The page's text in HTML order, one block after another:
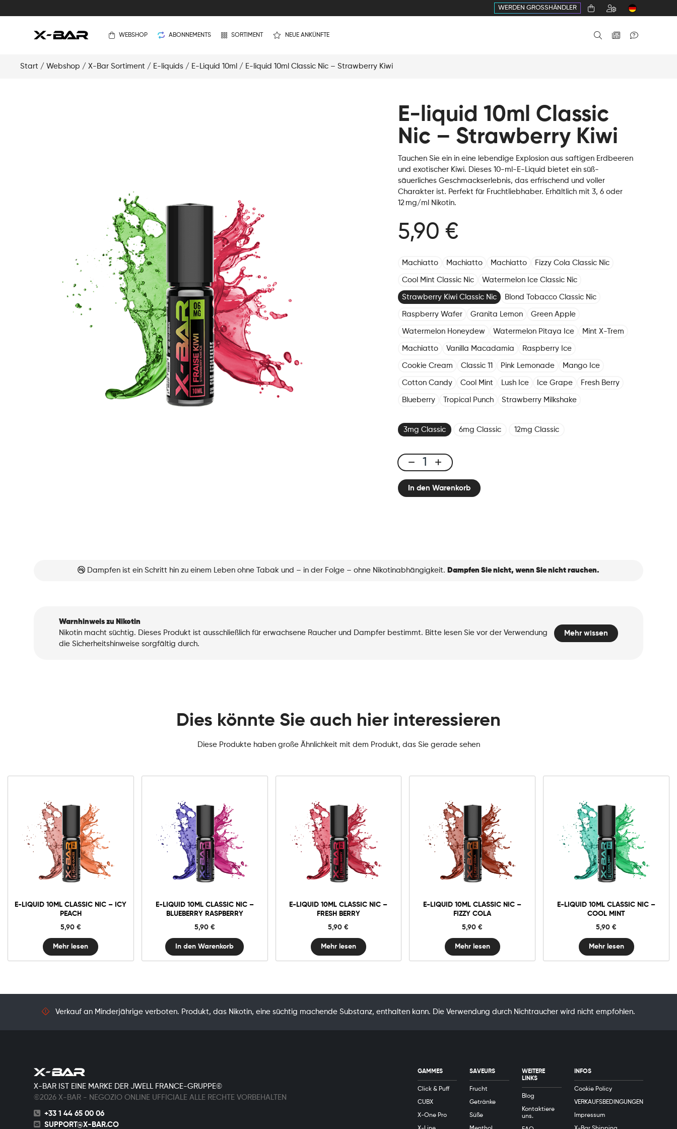
WERDEN GROSSHÄNDLER
WEBSHOP ABONNEMENTS SORTIMENT NEUE ANKÜNFTE
Start / Webshop / X-Bar Sortiment / E-liquids / E-Liquid 10ml / E-liquid 10ml Classic Nic – Strawberry Kiwi
E-liquid 10ml Classic
Nic – Strawberry Kiwi
Tauchen Sie ein in eine lebendige Explosion aus saftigen Erdbeeren
und exotischer Kiwi. Dieses 10-ml-E-Liquid bietet ein süß-
säuerliches Geschmackserlebnis, das erfrischend und voller
Charakter ist. Perfekt für Fruchtliebhaber. Erhältlich mit 3, 6 oder
12 mg/ml Nikotin.
5,90 €
Machiatto Machiatto Machiatto Fizzy Cola Classic Nic
Cool Mint Classic Nic Watermelon Ice Classic Nic
Strawberry Kiwi Classic Nic Blond Tobacco Classic Nic
Raspberry Wafer Granita Lemon Green Apple
Watermelon Honeydew Watermelon Pitaya Ice Mint X-Trem
Machiatto Vanilla Macadamia Raspberry Ice
Cookie Cream Classic 11 Pink Lemonade Mango Ice
Cotton Candy Cool Mint Lush Ice Ice Grape Fresh Berry
Blueberry Tropical Punch Strawberry Milkshake
3mg Classic 6mg Classic 12mg Classic
E-
liquid
10mlIn den Warenkorb
Dampfen ist ein Schritt hin zu einem Leben ohne Tabak und – in der Folge – ohne Nikotinabhängigkeit. Dampfen Sie nicht, wenn Sie nicht rauchen.
Warnhinweis zu Nikotin
Nikotin macht süchtig. Dieses Produkt ist ausschließlich für erwachsene Raucher und Dampfer bestimmt. Bitte lesen Sie vor der Verwendung
die Sicherheitshinweise sorgfältig durch.
Mehr wissen
Dies könnte Sie auch hier interessieren
Diese Produkte haben große Ähnlichkeit mit dem Produkt, das Sie gerade sehen
E-LIQUID 10ML CLASSIC NIC – ICY
PEACH
5,90 €
Mehr lesen
E-LIQUID 10ML CLASSIC NIC –
BLUEBERRY RASPBERRY
5,90 €
3mg Classic
6mg Classic
12mg Classic
E-
Classic
Nic
Raspberry
In den Warenkorb
In den Warenkorb
E-LIQUID 10ML CLASSIC NIC –
FRESH BERRY
5,90€
Mehr lesen
E-LIQUID 10ML CLASSIC NIC –
FIZZY COLA
5,90€
Mehr lesen
E-LIQUID 10ML CLASSIC NIC –
COOL MINT
5,90€
Mehr lesen
Verkauf an Minderjährige verboten. Produkt, das Nikotin, eine süchtig machende Substanz, enthalten kann. Die Verwendung durch Nichtraucher wird nicht empfohlen.
X-BAR IST EINE MARKE DER JWELL FRANCE-GRUPPE©
©2026 X-BAR - NEGOZIO ONLINE UFFICIALE ALLE RECHTE VORBEHALTEN
+33 1 44 65 00 06
SUPPORT@X-BAR.CO
GAMMES
Click & Puff
CUBX
X-One Pro
SAVEURS
Frucht
Getränke
Süße
WEITERE
LINKS
Blog
Kontaktiere
uns.
INFOS
Cookie Policy
VERKAUFSBEDINGUNGEN
Impressum